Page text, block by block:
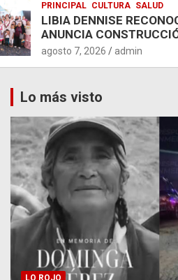
PRINCIPAL CULTURA SALUD
LIBIA DENNISE
ANUNCIA
agosto 7, 2026 admin
Lo más visto
LO ROJO